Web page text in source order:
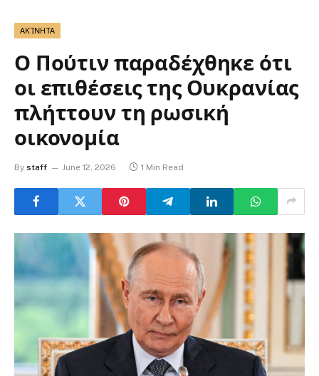
ΑΚΊΝΗΤΑ
Ο Πούτιν παραδέχθηκε ότι
οι επιθέσεις της Ουκρανίας
πλήττουν τη ρωσική
οικονομία
By staff June 12, 2026 1 Min Read